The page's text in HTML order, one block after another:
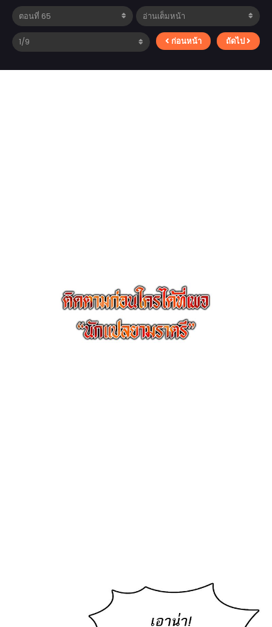
ก่อนหน้า ถัดไป